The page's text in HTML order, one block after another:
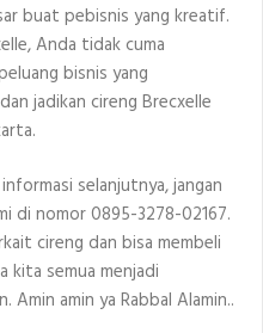
buat pebisnis yang kreatif.
Anda tidak cuma
bisnis yang
jadikan cireng Brecxelle
selanjutnya, jangan
di nomor 0895-3278-02167.
cireng dan bisa membeli
kita semua menjadi
Amin amin ya Rabbal Alamin..